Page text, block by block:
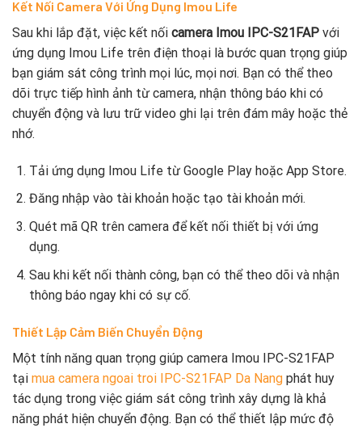
Kết Nối Camera Với Ứng Dụng Imou Life
Sau khi lắp đặt, việc kết nối camera Imou IPC-S21FAP với
ứng dụng Imou Life trên điện thoại là bước quan trọng giúp
bạn giám sát công trình mọi lúc, mọi nơi. Bạn có thể theo
dõi trực tiếp hình ảnh từ camera, nhận thông báo khi có
chuyển động và lưu trữ video ghi lại trên đám mây hoặc thẻ
nhớ.
Tải ứng dụng Imou Life từ Google Play hoặc App Store.
Đăng nhập vào tài khoản hoặc tạo tài khoản mới.
Quét mã QR trên camera để kết nối thiết bị với ứng
dụng.
Sau khi kết nối thành công, bạn có thể theo dõi và nhận
thông báo ngay khi có sự cố.
Thiết Lập Cảm Biến Chuyển Động
Một tính năng quan trọng giúp camera Imou IPC-S21FAP
tại mua camera ngoai troi IPC-S21FAP Da Nang phát huy
tác dụng trong việc giám sát công trình xây dựng là khả
năng phát hiện chuyển động. Bạn có thể thiết lập mức độ